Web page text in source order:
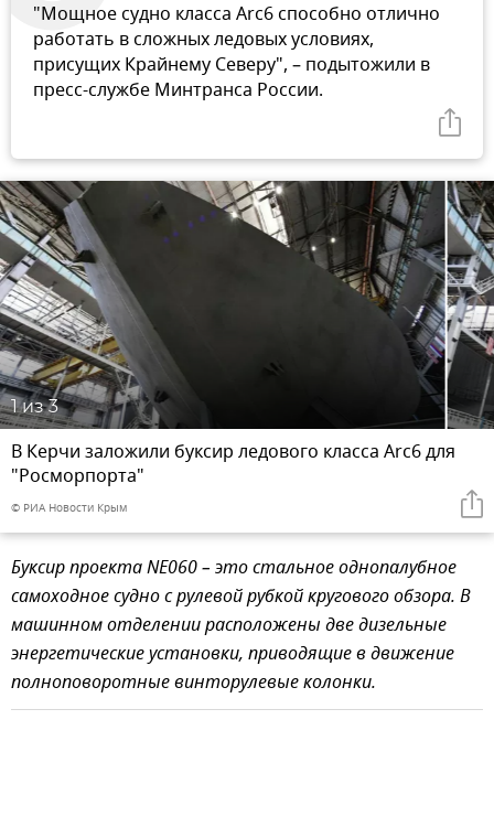
"Мощное судно класса Arc6 способно отлично
работать в сложных ледовых условиях,
присущих Крайнему Северу", – подытожили в
пресс-службе Минтранса России.
1из 3
В Керчи заложили буксир ледового класса Arc6 для
"Росморпорта"
© РИА Новости Крым
Буксир проекта NE060 – это стальное однопалубное
самоходное судно с рулевой рубкой кругового обзора. В
машинном отделении расположены две дизельные
энергетические установки, приводящие в движение
полноповоротные винторулевые колонки.